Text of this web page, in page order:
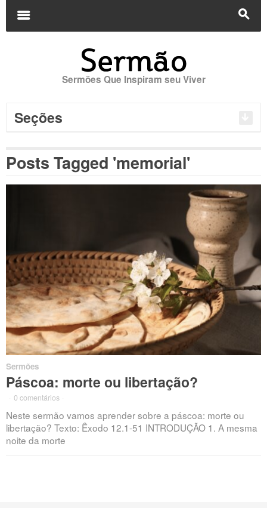
s
m
Sermões Que Inspiram seu Viver
Seções
Posts Tagged 'memorial'
Sermões
Páscoa: morte ou libertação?
0 comentários
Neste sermão vamos aprender sobre a páscoa: morte ou
libertação? Texto: Êxodo 12.1-51 INTRODUÇÃO 1. A mesma
noite da morte